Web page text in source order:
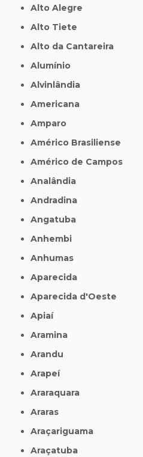
Alto Alegre
Alto Tiete
Alto da Cantareira
Alumínio
Alvinlândia
Americana
Amparo
Américo Brasiliense
Américo de Campos
Analândia
Andradina
Angatuba
Anhembi
Anhumas
Aparecida
Aparecida d'Oeste
Apiaí
Aramina
Arandu
Arapeí
Araraquara
Araras
Araçariguama
Araçatuba